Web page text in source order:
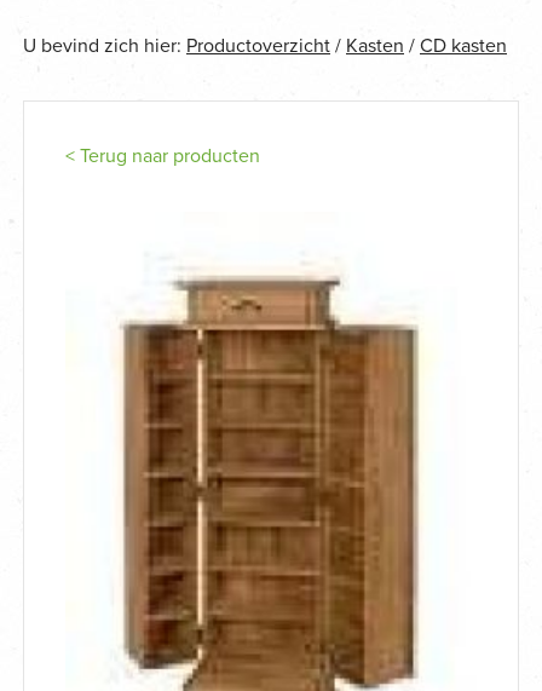
U bevind zich hier: Productoverzicht / Kasten / CD kasten
< Terug naar producten